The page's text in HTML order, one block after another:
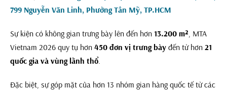
799 Nguyễn Văn Linh, Phường Tân Mỹ, TP.HCM
Sự kiện có không gian trưng bày lên đến hơn 13.200 m² , MTA
Vietnam 2026 quy tụ hơn 450 đơn vị trưng bày đến từ hơn 21
quốc gia và vùng lãnh thổ.
Đặc biệt, sự góp mặt của hơn 13 nhóm gian hàng quốc tế từ các